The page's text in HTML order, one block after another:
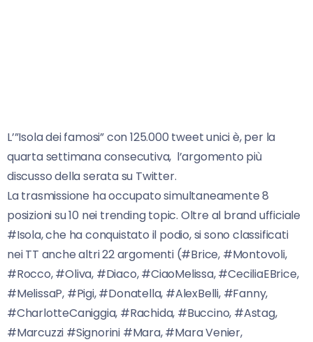
L’”Isola dei famosi” con 125.000 tweet unici è, per la
quarta settimana consecutiva, l’argomento più
discusso della serata su Twitter.
La trasmissione ha occupato simultaneamente 8
posizioni su 10 nei trending topic. Oltre al brand ufficiale
#Isola, che ha conquistato il podio, si sono classificati
nei TT anche altri 22 argomenti (#Brice, #Montovoli,
#Rocco, #Oliva, #Diaco, #CiaoMelissa, #CeciliaEBrice,
#MelissaP, #Pigi, #Donatella, #AlexBelli, #Fanny,
#CharlotteCaniggia, #Rachida, #Buccino, #Astag,
#Marcuzzi #Signorini #Mara, #Mara Venier,